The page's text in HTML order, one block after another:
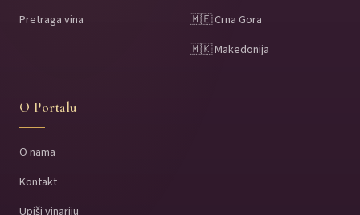
Pretraga vina
🇲🇪 Crna Gora
🇲🇰 Makedonija
O Portalu
O nama
Kontakt
Upiši vinariju